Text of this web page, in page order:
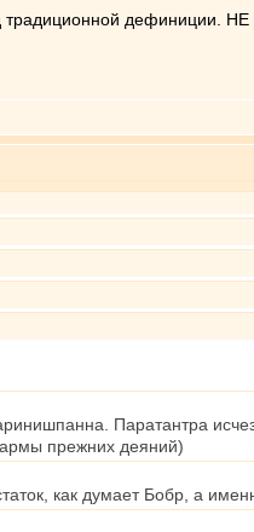
традиционной дефиниции.
Паратантра
прежних деяний)
как думает Бобр, а